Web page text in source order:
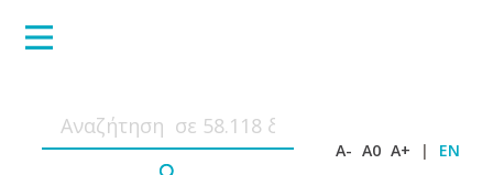
A- A0 A+ | EN